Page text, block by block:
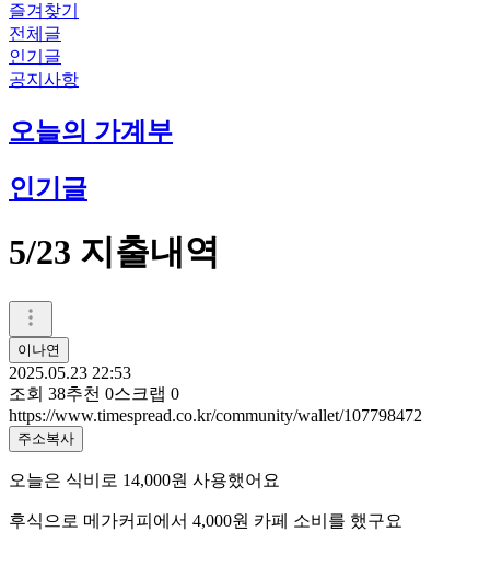
즐겨찾기
전체글
인기글
공지사항
오늘의 가계부
인기글
5/23 지출내역
이나연
2025.05.23 22:53
조회 38추천 0스크랩 0
https://www.timespread.co.kr/community/wallet/107798472
주소복사
오늘은 식비로 14,000원 사용했어요
후식으로 메가커피에서 4,000원 카페 소비를 했구요